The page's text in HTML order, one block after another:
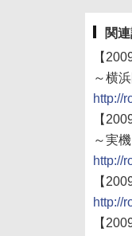
関
【
～横
http://
【
～実
http://
【
http://
【